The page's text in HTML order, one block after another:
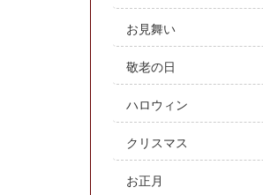
お見舞い
敬老の日
ハロウィン
クリスマス
お正月